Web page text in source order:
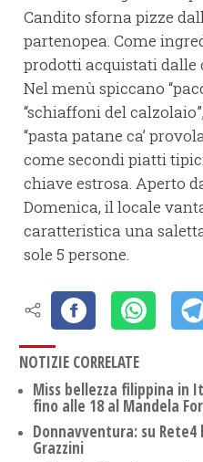
Candito sforna pizze
partenopea. Come
prodotti acquistati dalle
Nel menù spiccano
“schiaffoni del
“pasta patane ca’
come secondi piatti
chiave estrosa. Aperto
Domenica, il locale
caratteristica una
sole 5 persone.
NOTIZIE CORRELATE
Miss bellezza filippina in
fino alle 18 al Mandela
Donnavventura: su
Grazzini